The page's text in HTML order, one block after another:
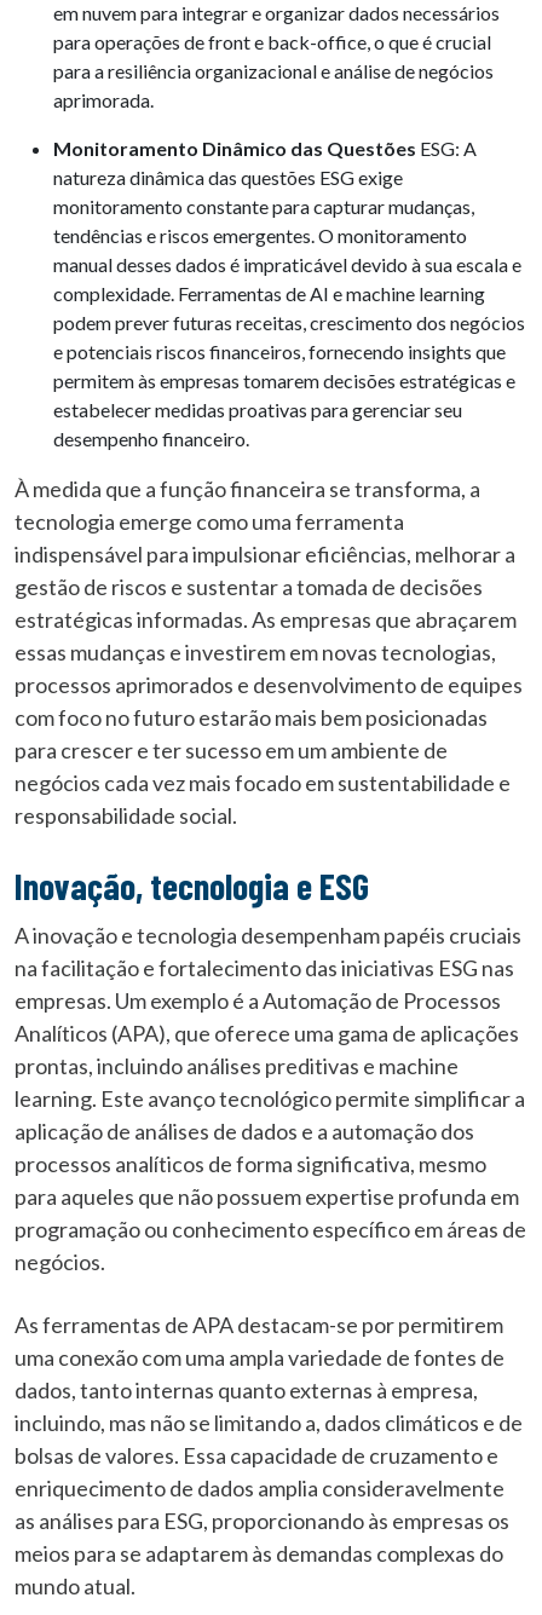
em nuvem para integrar e organizar dados necessários
para operações de front e back-office, o que é crucial
para a resiliência organizacional e análise de negócios
aprimorada.
Monitoramento Dinâmico das Questões ESG: A
natureza dinâmica das questões ESG exige
monitoramento constante para capturar mudanças,
tendências e riscos emergentes. O monitoramento
manual desses dados é impraticável devido à sua escala e
complexidade. Ferramentas de AI e machine learning
podem prever futuras receitas, crescimento dos negócios
e potenciais riscos financeiros, fornecendo insights que
permitem às empresas tomarem decisões estratégicas e
estabelecer medidas proativas para gerenciar seu
desempenho financeiro.
À medida que a função financeira se transforma, a
tecnologia emerge como uma ferramenta
indispensável para impulsionar eficiências, melhorar a
gestão de riscos e sustentar a tomada de decisões
estratégicas informadas. As empresas que abraçarem
essas mudanças e investirem em novas tecnologias,
processos aprimorados e desenvolvimento de equipes
com foco no futuro estarão mais bem posicionadas
para crescer e ter sucesso em um ambiente de
negócios cada vez mais focado em sustentabilidade e
responsabilidade social.
Inovação, tecnologia e ESG
A inovação e tecnologia desempenham papéis cruciais
na facilitação e fortalecimento das iniciativas ESG nas
empresas. Um exemplo é a Automação de Processos
Analíticos (APA), que oferece uma gama de aplicações
prontas, incluindo análises preditivas e machine
learning. Este avanço tecnológico permite simplificar a
aplicação de análises de dados e a automação dos
processos analíticos de forma significativa, mesmo
para aqueles que não possuem expertise profunda em
programação ou conhecimento específico em áreas de
negócios.
As ferramentas de APA destacam-se por permitirem
uma conexão com uma ampla variedade de fontes de
dados, tanto internas quanto externas à empresa,
incluindo, mas não se limitando a, dados climáticos e de
bolsas de valores. Essa capacidade de cruzamento e
enriquecimento de dados amplia consideravelmente
as análises para ESG, proporcionando às empresas os
meios para se adaptarem às demandas complexas do
mundo atual.